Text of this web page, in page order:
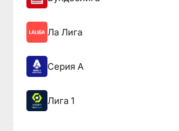
Ла Лига
Серия А
Лига 1